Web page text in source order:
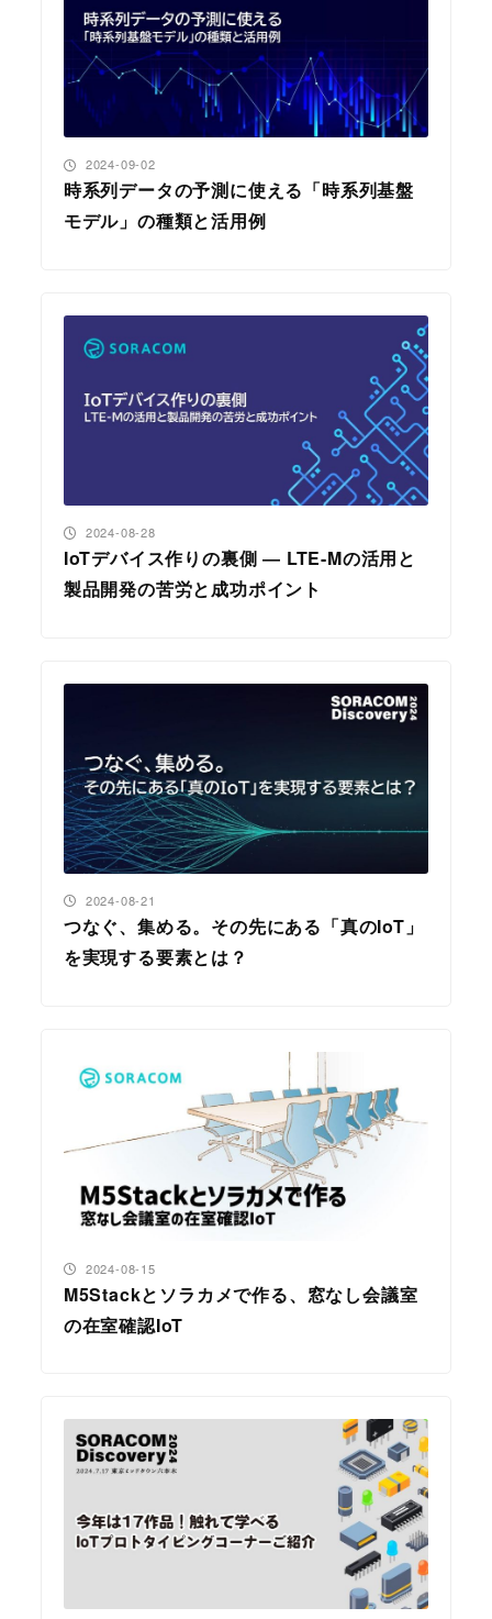
時系列データの予測に使える「時系列基盤
モデル」の種類と活用例
投稿日
2024-09-02
IoTデバイス作りの裏側 ― LTE-Mの活用と
製品開発の苦労と成功ポイント
投稿日
2024-08-28
つなぐ、集める。その先にある「真のIoT」
を実現する要素とは？
投稿日
2024-08-21
M5Stackとソラカメで作る、窓なし会議室
の在室確認IoT
投稿日
2024-08-15